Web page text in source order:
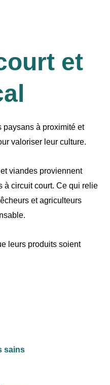
et
paysans à proximité et
valoriser leur culture.
viandes proviennent
à circuit court. Ce qui relie
et agriculteurs
leurs produits soient
sains